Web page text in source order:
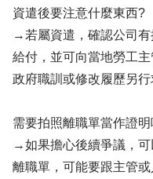
資遣後要注意什麼東西?
→若屬資遣，確認公司
給付，並可向當地勞工
政府職訓或修改履歷另行
需要拍照離職單當作證
→如果擔心後續爭議，
離職單，可能要跟主管或